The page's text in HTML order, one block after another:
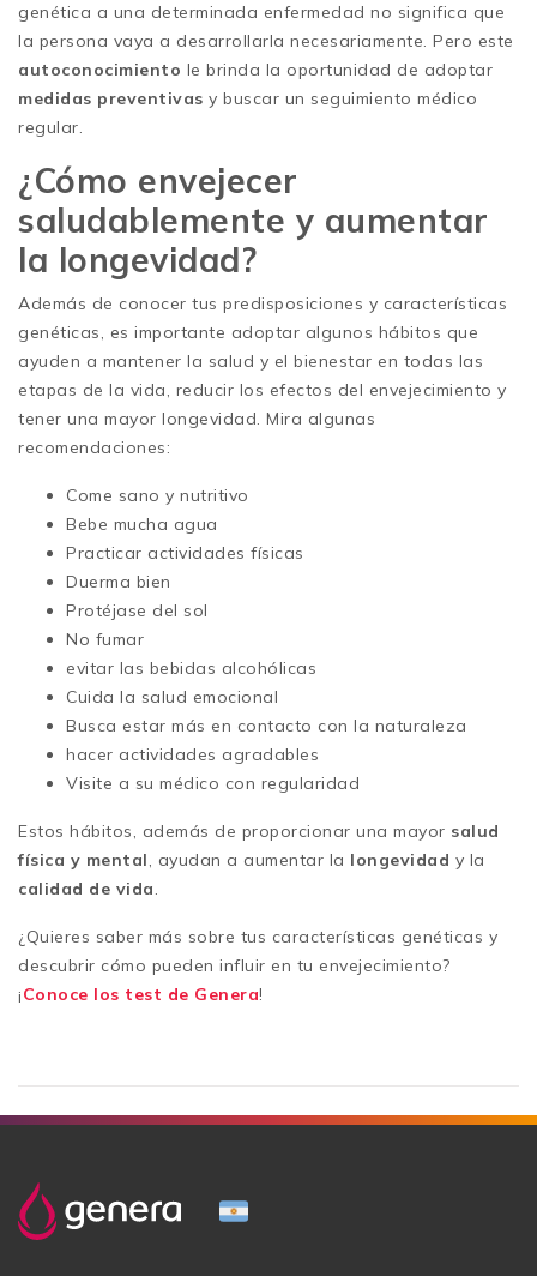
genética a una determinada enfermedad no significa que
la persona vaya a desarrollarla necesariamente. Pero este
autoconocimiento le brinda la oportunidad de adoptar
medidas preventivas y buscar un seguimiento médico
regular.
¿Cómo envejecer
saludablemente y aumentar
la longevidad?
Además de conocer tus predisposiciones y características
genéticas, es importante adoptar algunos hábitos que
ayuden a mantener la salud y el bienestar en todas las
etapas de la vida, reducir los efectos del envejecimiento y
tener una mayor longevidad. Mira algunas
recomendaciones:
Come sano y nutritivo
Bebe mucha agua
Practicar actividades físicas
Duerma bien
Protéjase del sol
No fumar
evitar las bebidas alcohólicas
Cuida la salud emocional
Busca estar más en contacto con la naturaleza
hacer actividades agradables
Visite a su médico con regularidad
Estos hábitos, además de proporcionar una mayor salud
física y mental, ayudan a aumentar la longevidad y la
calidad de vida.
¿Quieres saber más sobre tus características genéticas y
descubrir cómo pueden influir en tu envejecimiento?
¡Conoce los test de Genera!